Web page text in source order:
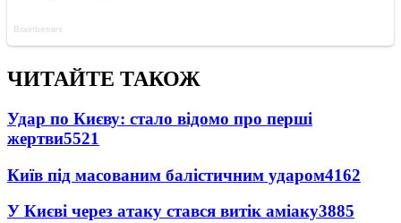
ЧИТАЙТЕ ТАКОЖ
Удар по Києву: стало відомо про перші
жертви5521
Київ під масованим балістичним ударом4162
У Києві через атаку стався витік аміаку3885